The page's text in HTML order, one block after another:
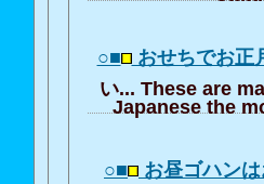
○■ おせちでお
い... These are
Japanese the
○■ お昼ゴハン